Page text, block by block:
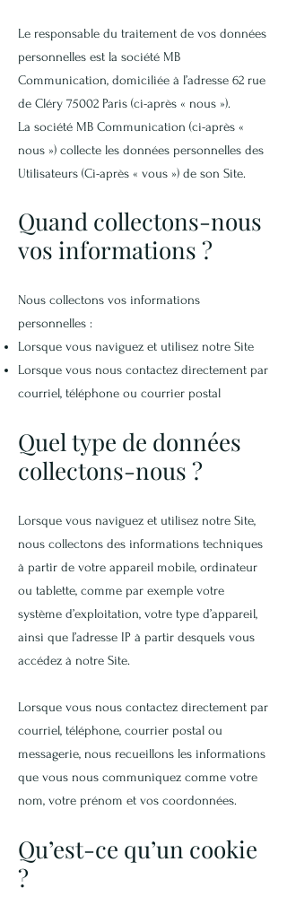
Le responsable du traitement de vos données
personnelles est la société MB
Communication, domiciliée à l’adresse 62 rue
de Cléry 75002 Paris (ci-après « nous »).
La société MB Communication (ci-après «
nous ») collecte les données personnelles des
Utilisateurs (Ci-après « vous ») de son Site.
Quand collectons-nous
vos informations ?
Nous collectons vos informations
personnelles :
Lorsque vous naviguez et utilisez notre Site
Lorsque vous nous contactez directement par
courriel, téléphone ou courrier postal
Quel type de données
collectons-nous ?
Lorsque vous naviguez et utilisez notre Site,
nous collectons des informations techniques
à partir de votre appareil mobile, ordinateur
ou tablette, comme par exemple votre
système d’exploitation, votre type d’appareil,
ainsi que l’adresse IP à partir desquels vous
accédez à notre Site.
Lorsque vous nous contactez directement par
courriel, téléphone, courrier postal ou
messagerie, nous recueillons les informations
que vous nous communiquez comme votre
nom, votre prénom et vos coordonnées.
Qu’est-ce qu’un cookie
?